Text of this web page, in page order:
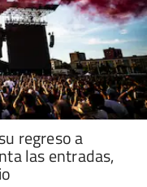
regreso a
las entradas,